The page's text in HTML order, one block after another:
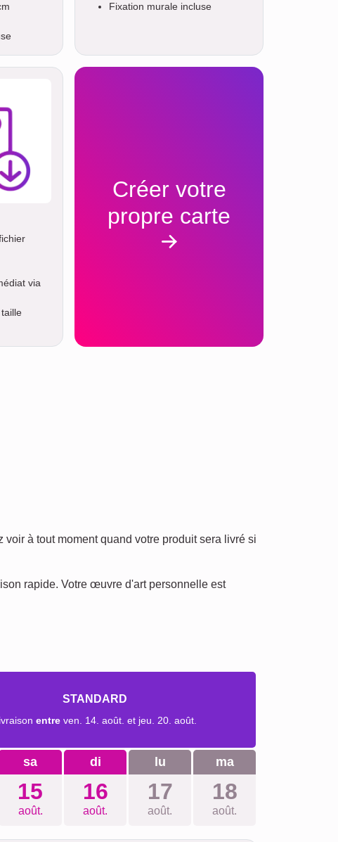
Fixation murale incluse
via
Créer votre
propre carte
à tout moment quand votre produit sera livré si
rapide. Votre œuvre d'art personnelle est
STANDARD
entreven. 14. août. et jeu. 20. août.
sa
15
août.
di
16
août.
lu
17
août.
ma
18
août.